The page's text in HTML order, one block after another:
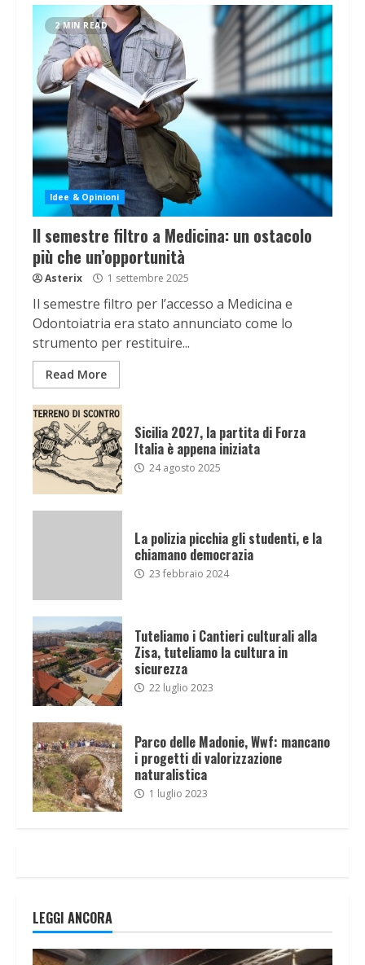
2 MIN READ
Idee & Opinioni
Il semestre filtro a Medicina: un ostacolo
più che un’opportunità
Asterix 1 settembre 2025
Il semestre filtro per l’accesso a Medicina e
Odontoiatria era stato annunciato come lo
strumento per restituire...
Read More
Sicilia 2027, la partita di Forza
Italia è appena iniziata
24 agosto 2025
La polizia picchia gli studenti, e la
chiamano democrazia
23 febbraio 2024
Tuteliamo i Cantieri culturali alla
Zisa, tuteliamo la cultura in
sicurezza
22 luglio 2023
Parco delle Madonie, Wwf: mancano
i progetti di valorizzazione
naturalistica
1 luglio 2023
LEGGI ANCORA